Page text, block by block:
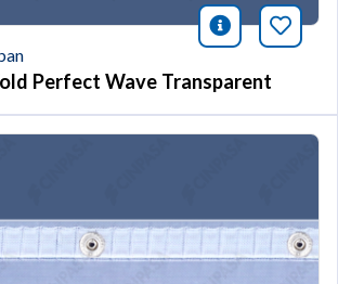
icono
Perfect Wave Transparent